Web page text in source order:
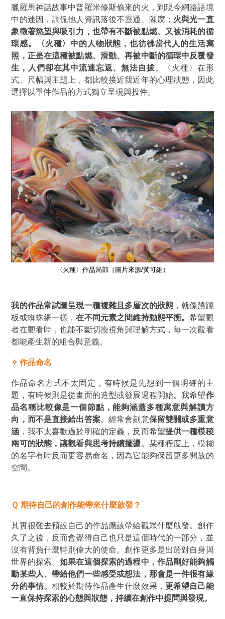
臘羅馬神話故事中普羅米修斯偷來的火，到現今網路語境
中的迷因，調侃他人資訊落後不靈通、陳腐； 火與光一直
象徵著慾望與吸引力，也帶有不斷被點燃、又被消耗的循
環感。〈火種〉中的人物狀態，也彷彿當代人的生活寫
照，正是在這種被點燃、滑動、再被中斷的循環中反覆發
生，人們卻在其中流連忘返、無法自拔。
〈火種〉在形
式、尺幅與主題上，都比較接近我近年的心理狀態，因此
選擇以單件作品的方式獨立呈現與投件。
〈火種〉作品局部（圖片來源/黃可維）
我的作品常試圖呈現一種複雜且多層次的狀態 ，就像蹺蹺
板或蜘蛛網一樣，在不同元素之間維持動態平衡。希望觀
者在觀看時，也能不斷切換視角與理解方式，每一次觀看
都能產生新的組合與意義。
✧作品命名
作品命名方式不太固定，有時候是先想到一個明確的主
題，有時候則是從畫面的造型或發展過程開始。我希望作
品名稱比較像是一個節點，能夠涵蓋多種寓意與解讀方
向，而不是直接給出答案。經常會刻意保留雙關或多重意
涵 ，我不太喜歡過於明確的定義，反而希望提供一種模稜
兩可的狀態，讓觀看與思考持續擺盪。某種程度上，模糊
的名字有時反而更容易命名，因為它能夠保留更多開放的
空間。
Ｑ 期待自己的創作能帶來什麼啟發？
其實很難去預設自己的作品應該帶給觀眾什麼啟發。創作
久了之後，反而會覺得自己也只是這個時代的一部分，並
沒有背負什麼特別偉大的使命。創作更多是出於對自身與
世界的探索。如果在這個探索的過程中，作品剛好能夠觸
動某些人、帶給他們一些感受或想法，那會是一件很有緣
分的事情。相較於期待作品產生什麼效果， 更希望自己能
一直保持探索的心態與狀態，持續在創作中提問與發現。